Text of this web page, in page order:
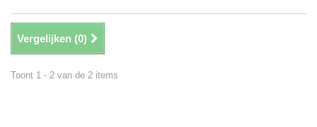
Vergelijken (0)
Toont 1 - 2 van de 2 items